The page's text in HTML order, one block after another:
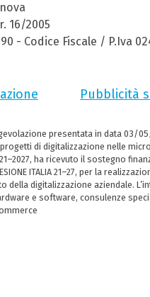
16/2005
- Codice Fiscale / P.Iva
Pubblicità
presentata in data 03/
di digitalizzazione nelle
ha ricevuto il sostegno
ITALIA 21–27, per la
digitalizzazione aziendale.
e software, consulenze